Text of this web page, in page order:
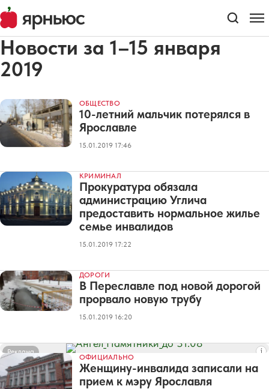
Новости за 1–15 января
2019
ОБЩЕСТВО
10-летний мальчик потерялся в
Ярославле
15.01.2019 17:46
КРИМИНАЛ
Прокуратура обязала
администрацию Углича
предоставить нормальное жилье
семье инвалидов
15.01.2019 17:22
ДОРОГИ
В Переславле под новой дорогой
прорвало новую трубу
15.01.2019 16:20
Реклама
ОФИЦИАЛЬНО
Женщину-инвалида записали на
прием к мэру Ярославля